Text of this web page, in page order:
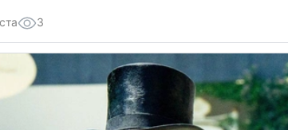
3